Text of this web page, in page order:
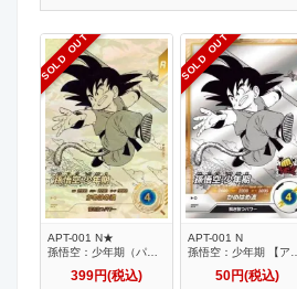
SOLD OUT
APT-001 N★
孫悟空：少年期（パラ
レル） 【アドバンスパ
ック 40th Anniversary
399円(税込)
SOLD OUT
APT-001 N
孫悟空：少年期 【アド
バンスパック 40th
Anniversary Edition】
50円(税込)